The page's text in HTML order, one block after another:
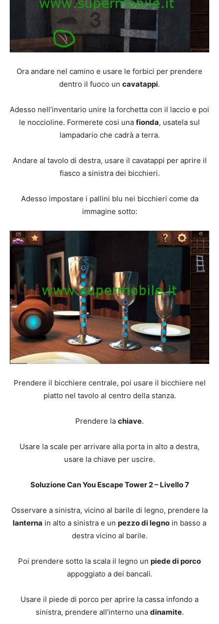
Ora andare nel camino e usare le forbici per prendere
dentro il fuoco un cavatappi.
Adesso nell’inventario unire la forchetta con il laccio e poi
le noccioline. Formerete cosi una fionda, usatela sul
lampadario che cadrà a terra.
Andare al tavolo di destra, usare il cavatappi per aprire il
fiasco a sinistra dei bicchieri.
Adesso impostare i pallini blu nei bicchieri come da
immagine sotto:
Prendere il bicchiere centrale, poi usare il bicchiere nel
piatto nel tavolo al centro della stanza.
Prendere la chiave.
Usare la scale per arrivare alla porta in alto a destra,
usare la chiave per uscire.
Soluzione Can You Escape Tower 2 – Livello 7
Osservare a sinistra, vicino al barile di legno, prendere la
lanterna in alto a sinistra e un pezzo di legno in basso a
destra vicino al barile.
Poi prendere sotto la scala il legno un piede di porco
appoggiato a dei bancali.
Usare il piede di porco per aprire la cassa infondo a
sinistra, prendere all’interno una dinamite.